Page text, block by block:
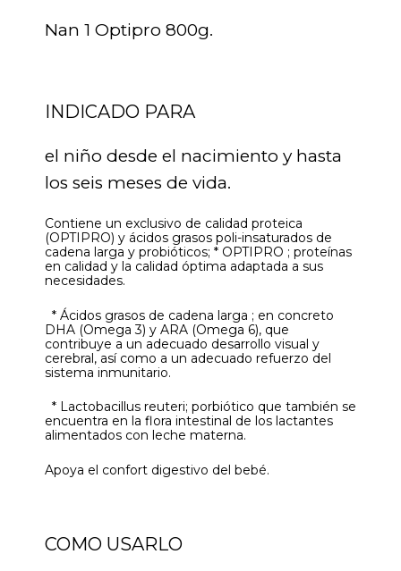
Nan 1 Optipro 800g.
INDICADO PARA
el niño desde el nacimiento y hasta
los seis meses de vida.
Contiene un exclusivo de calidad proteica
(OPTIPRO) y ácidos grasos poli-insaturados de
cadena larga y probióticos; * OPTIPRO ; proteínas
en calidad y la calidad óptima adaptada a sus
necesidades.
* Ácidos grasos de cadena larga ; en concreto
DHA (Omega 3) y ARA (Omega 6), que
contribuye a un adecuado desarrollo visual y
cerebral, así como a un adecuado refuerzo del
sistema inmunitario.
* Lactobacillus reuteri; porbiótico que también se
encuentra en la flora intestinal de los lactantes
alimentados con leche materna.
Apoya el confort digestivo del bebé.
COMO USARLO